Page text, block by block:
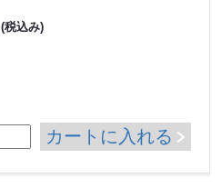
(税込み)
カートに入れる